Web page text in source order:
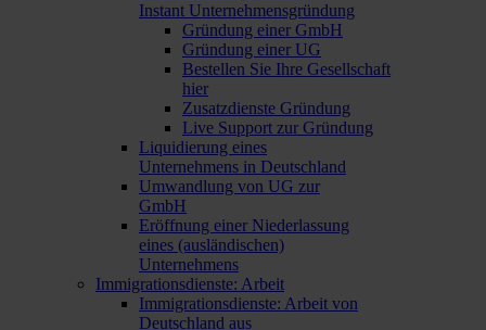
Instant Unternehmensgründung
Gründung einer GmbH
Gründung einer UG
Bestellen Sie Ihre Gesellschaft
hier
Zusatzdienste Gründung
Live Support zur Gründung
Liquidierung eines
Unternehmens in Deutschland
Umwandlung von UG zur
GmbH
Eröffnung einer Niederlassung
eines (ausländischen)
Unternehmens
Immigrationsdienste: Arbeit
Immigrationsdienste: Arbeit von
Deutschland aus